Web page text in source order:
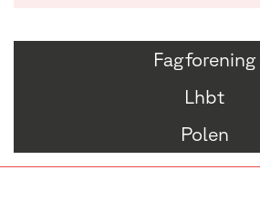
Fagforening
Lhbt
Polen